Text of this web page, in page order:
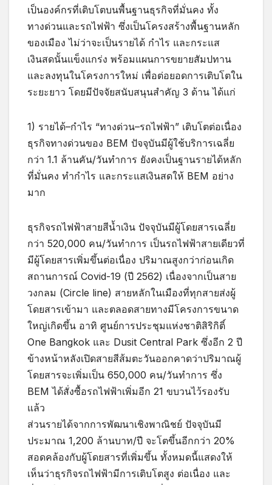
เป็นองค์กรที่เติบโตบนพื้นฐานธุรกิจที่มั่นคง ทั้ง
ทางด่วนและรถไฟฟ้า ซึ่งเป็นโครงสร้างพื้นฐานหลัก
ของเมือง ไม่ว่าจะเป็นรายได้ กำไร และกระแส
เงินสดนั้นแข็งแกร่ง พร้อมแผนการขยายสัมปทาน
และลงทุนในโครงการใหม่ เพื่อต่อยอดการเติบโตใน
ระยะยาว โดยมีปัจจัยสนับสนุนสำคัญ 3 ด้าน ได้แก่
1) รายได้–กำไร “ทางด่วน–รถไฟฟ้า” เติบโตต่อเนื่อง
ธุรกิจทางด่วนของ BEM ปัจจุบันมีผู้ใช้บริการเฉลี่ย
กว่า 1.1 ล้านคัน/วันทำการ ยังคงเป็นฐานรายได้หลัก
ที่มั่นคง ทำกำไร และกระแสเงินสดให้ BEM อย่าง
มาก
ธุรกิจรถไฟฟ้าสายสีน้ำเงิน ปัจจุบันมีผู้โดยสารเฉลี่ย
กว่า 520,000 คน/วันทำการ เป็นรถไฟฟ้าสายเดียวที่
มีผู้โดยสารเพิ่มขึ้นต่อเนื่อง ปริมาณสูงกว่าก่อนเกิด
สถานการณ์ Covid-19 (ปี 2562) เนื่องจากเป็นสาย
วงกลม (Circle line) สายหลักในเมืองที่ทุกสายส่งผู้
โดยสารเข้ามา และตลอดสายทางมีโครงการขนาด
ใหญ่เกิดขึ้น อาทิ ศูนย์การประชุมแห่งชาติสิริกิติ์
One Bangkok และ Dusit Central Park ซึ่งอีก 2 ปี
ข้างหน้าหลังเปิดสายสีส้มตะวันออกคาดว่าปริมาณผู้
โดยสารจะเพิ่มเป็น 650,000 คน/วันทำการ ซึ่ง
BEM ได้สั่งซื้อรถไฟฟ้าเพิ่มอีก 21 ขบวนไว้รองรับ
แล้ว
ส่วนรายได้จากการพัฒนาเชิงพาณิชย์ ปัจจุบันมี
ประมาณ 1,200 ล้านบาท/ปี จะโตขึ้นอีกกว่า 20%
สอดคล้องกับผู้โดยสารที่เพิ่มขึ้น ทั้งหมดนี้แสดงให้
เห็นว่าธุรกิจรถไฟฟ้ามีการเติบโตสูง ต่อเนื่อง และ